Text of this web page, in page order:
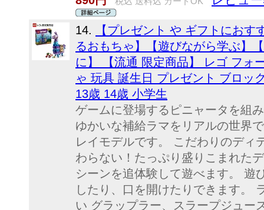
14.
【プレゼント や ギフトにお
るおもちゃ】【遊びながら学ぶ】
に】 【流通 限定商品】 レゴ フォ
ゃ 玩具 誕生日 プレゼント ブロッ
13歳 14歳 小学生
ゲームに登場するピニャータを組
ゆかいな補給ラマをリアルの世界
レイモデルです。 こだわりのディ
わらない！たっぷり盛りこまれた
シーンを追体験して遊べます。 遊
したり、口を開けたりできます。
い グラップラー、スラープジュー